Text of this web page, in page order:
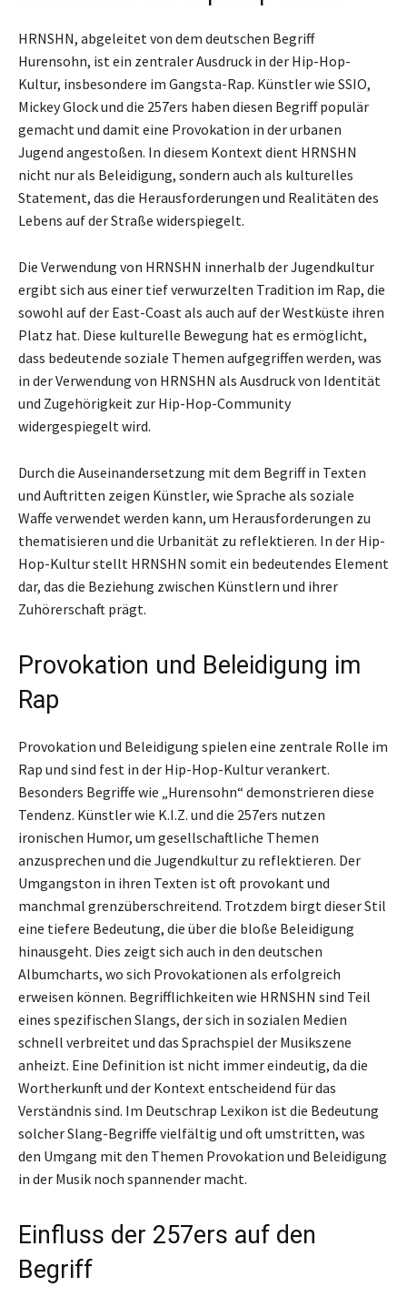
HRNSHN, abgeleitet von dem deutschen Begriff
Hurensohn, ist ein zentraler Ausdruck in der Hip-Hop-
Kultur, insbesondere im Gangsta-Rap. Künstler wie SSIO,
Mickey Glock und die 257ers haben diesen Begriff populär
gemacht und damit eine Provokation in der urbanen
Jugend angestoßen. In diesem Kontext dient HRNSHN
nicht nur als Beleidigung, sondern auch als kulturelles
Statement, das die Herausforderungen und Realitäten des
Lebens auf der Straße widerspiegelt.
Die Verwendung von HRNSHN innerhalb der Jugendkultur
ergibt sich aus einer tief verwurzelten Tradition im Rap, die
sowohl auf der East-Coast als auch auf der Westküste ihren
Platz hat. Diese kulturelle Bewegung hat es ermöglicht,
dass bedeutende soziale Themen aufgegriffen werden, was
in der Verwendung von HRNSHN als Ausdruck von Identität
und Zugehörigkeit zur Hip-Hop-Community
widergespiegelt wird.
Durch die Auseinandersetzung mit dem Begriff in Texten
und Auftritten zeigen Künstler, wie Sprache als soziale
Waffe verwendet werden kann, um Herausforderungen zu
thematisieren und die Urbanität zu reflektieren. In der Hip-
Hop-Kultur stellt HRNSHN somit ein bedeutendes Element
dar, das die Beziehung zwischen Künstlern und ihrer
Zuhörerschaft prägt.
Provokation und Beleidigung im
Rap
Provokation und Beleidigung spielen eine zentrale Rolle im
Rap und sind fest in der Hip-Hop-Kultur verankert.
Besonders Begriffe wie „Hurensohn“ demonstrieren diese
Tendenz. Künstler wie K.I.Z. und die 257ers nutzen
ironischen Humor, um gesellschaftliche Themen
anzusprechen und die Jugendkultur zu reflektieren. Der
Umgangston in ihren Texten ist oft provokant und
manchmal grenzüberschreitend. Trotzdem birgt dieser Stil
eine tiefere Bedeutung, die über die bloße Beleidigung
hinausgeht. Dies zeigt sich auch in den deutschen
Albumcharts, wo sich Provokationen als erfolgreich
erweisen können. Begrifflichkeiten wie HRNSHN sind Teil
eines spezifischen Slangs, der sich in sozialen Medien
schnell verbreitet und das Sprachspiel der Musikszene
anheizt. Eine Definition ist nicht immer eindeutig, da die
Wortherkunft und der Kontext entscheidend für das
Verständnis sind. Im Deutschrap Lexikon ist die Bedeutung
solcher Slang-Begriffe vielfältig und oft umstritten, was
den Umgang mit den Themen Provokation und Beleidigung
in der Musik noch spannender macht.
Einfluss der 257ers auf den
Begriff